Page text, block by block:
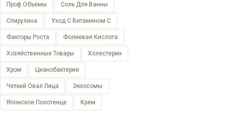
Проф Объемы Соль Для Ванны
Спирулина Уход С Витамином С
Факторы Роста Фолиевая Кислота
Хозяйственные Товары Холестерин
Хром Цианобактерии
Четкий Овал Лица Экзосомы
Японское Полотенце Крем